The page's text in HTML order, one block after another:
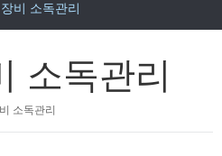
비 소독관리
소독관리
소독관리